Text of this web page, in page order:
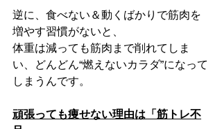
逆に、食べない＆動くばかりで筋肉を
増やす習慣がないと、
体重は減っても筋肉まで削れてしま
い、どんどん“燃えないカラダ”になって
しまうんです。
頑張っても痩せない理由は「筋トレ不